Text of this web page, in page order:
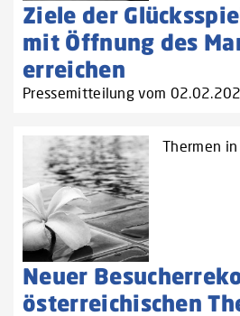
Ziele der
mit Öffnung des
erreichen
Pressemitteilung vom
Thermen
Neuer
österreichischen